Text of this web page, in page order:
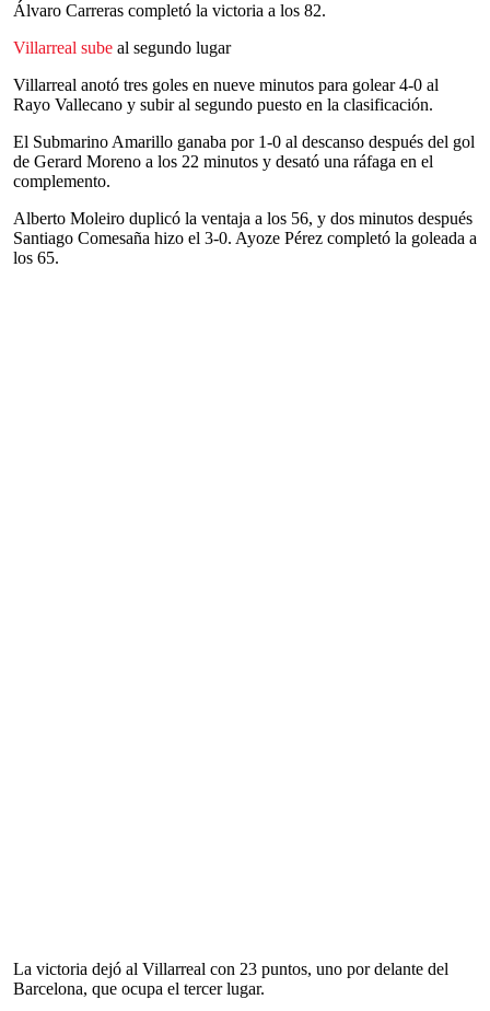
Álvaro Carreras completó la victoria a los 82.
Villarreal sube al segundo lugar
Villarreal anotó tres goles en nueve minutos para golear 4-0 al
Rayo Vallecano y subir al segundo puesto en la clasificación.
El Submarino Amarillo ganaba por 1-0 al descanso después del gol
de Gerard Moreno a los 22 minutos y desató una ráfaga en el
complemento.
Alberto Moleiro duplicó la ventaja a los 56, y dos minutos después
Santiago Comesaña hizo el 3-0. Ayoze Pérez completó la goleada a
los 65.
La victoria dejó al Villarreal con 23 puntos, uno por delante del
Barcelona, que ocupa el tercer lugar.